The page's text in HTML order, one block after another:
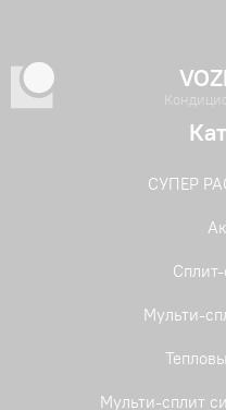
СУПЕР
Мульти-
Мульти-сплит